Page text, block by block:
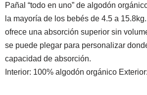
Pañal “todo en uno” de algodón
la mayoría de los bebés de 4.5 a
ofrece una absorción superior sin
se puede plegar para personalizar
capacidad de absorción.
Interior: 100% algodón orgánico